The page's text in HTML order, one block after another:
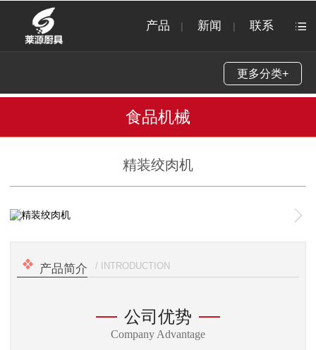
产品 | 新闻 | 联系
更多分类+
食品机械
精装绞肉机
1
产品简介 / INTRODUCTION
公司优势
Company Advantage